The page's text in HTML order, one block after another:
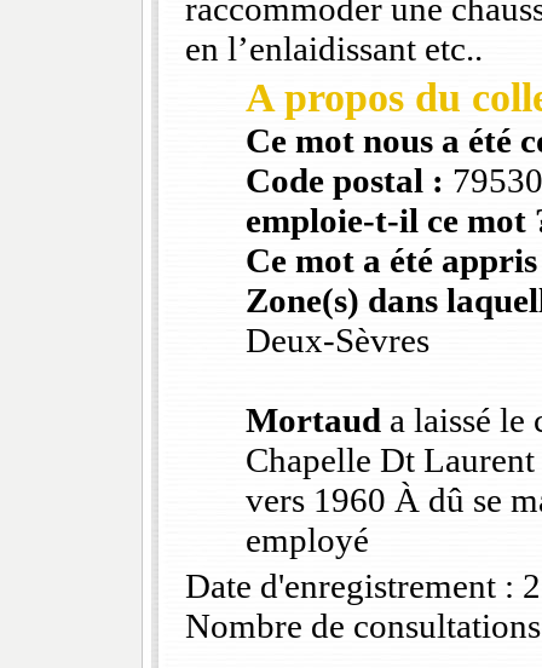
raccommoder une
en l’enlaidissant etc..
A propos du
Ce mot nous a été
Code postal :
emploie-t-il ce mot
Ce mot a été
Zone(s) dans
Deux-Sèvres
Mortaud a laissé le
Chapelle Dt Laurent
vers 1960 À dû se
employé
Date d'enregistrement :
Nombre de